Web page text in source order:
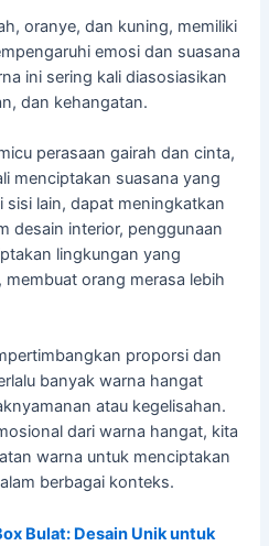
oranye, dan kuning, memiliki
emosi dan suasana
ini sering kali diasosiasikan
dan kehangatan.
perasaan gairah dan cinta,
menciptakan suasana yang
sisi lain, dapat meningkatkan
desain interior, penggunaan
lingkungan yang
orang merasa lebih
proporsi dan
banyak warna hangat
atau kegelisahan.
dari warna hangat, kita
warna untuk menciptakan
berbagai konteks.
Bulat: Desain Unik untuk